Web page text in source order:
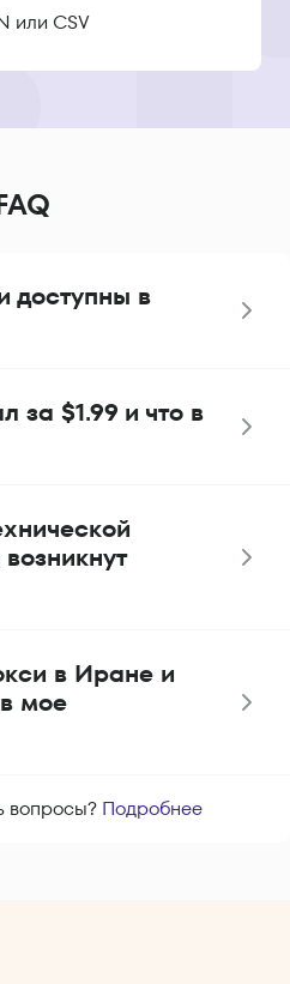
или CSV
доступны в
за $1.99 и что в
в Иране и
мое
вопросы? Подробнее